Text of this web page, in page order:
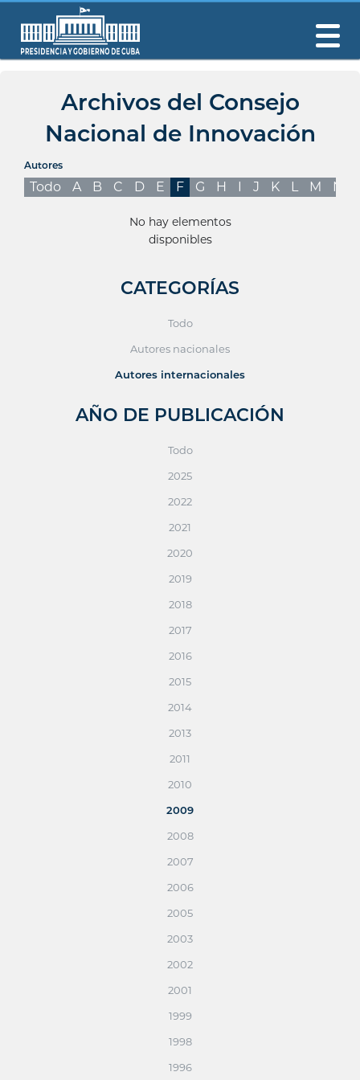
Archivos del Consejo
Nacional de Innovación
Autores
Todo A B C D E F G H I J K L M N
No hay elementos
disponibles
CATEGORÍAS
Todo
Autores nacionales
Autores internacionales
AÑO DE PUBLICACIÓN
Todo
2025
2022
2021
2020
2019
2018
2017
2016
2015
2014
2013
2011
2010
2009
2008
2007
2006
2005
2003
2002
2001
1999
1998
1996